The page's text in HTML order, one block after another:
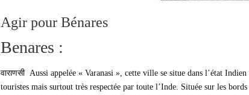
Agir pour Bénares
Benares :
वाराणसी Aussi appelée « Varanasi », cette ville se situe dans l’état
touristes mais surtout très respectée par toute l’Inde. Située sur les